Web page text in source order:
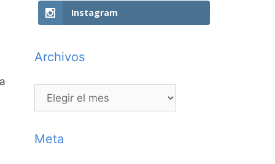
Instagram
Archivos
Archivos
Meta